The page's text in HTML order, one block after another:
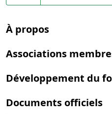
À propos
Associations
Développement du
Documents officiels